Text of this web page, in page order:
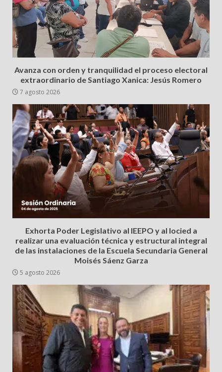
Avanza con orden y tranquilidad el proceso electoral
extraordinario de Santiago Xanica: Jesús Romero
7 agosto 2026
Exhorta Poder Legislativo al IEEPO y al Iocied a
realizar una evaluación técnica y estructural integral
de las instalaciones de la Escuela Secundaria General
Moisés Sáenz Garza
5 agosto 2026